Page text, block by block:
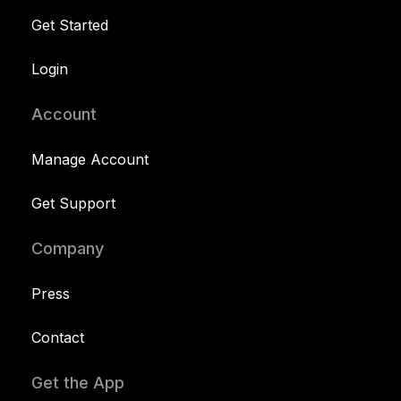
Get Started
Login
Account
Manage Account
Get Support
Company
Press
Contact
Get the App